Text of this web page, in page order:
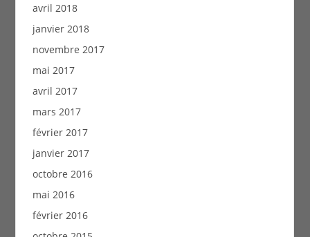
avril 2018
janvier 2018
novembre 2017
mai 2017
avril 2017
mars 2017
février 2017
janvier 2017
octobre 2016
mai 2016
février 2016